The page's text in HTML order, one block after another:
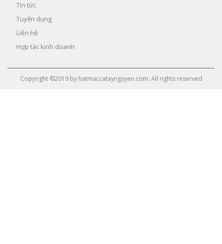
Tin tức
Tuyển dụng
Liên hệ
Hợp tác kinh doanh
Copyright ©2019 by hatmaccataynguyen.com. All rights reserved